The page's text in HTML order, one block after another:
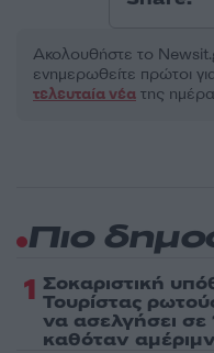
Ακολουθήστε το
ενημερωθείτε πρώτοι
τελευταία νέα της
Πιο
1 Σοκαριστική
Τουρίστας
να ασελγήσει σε
καθόταν